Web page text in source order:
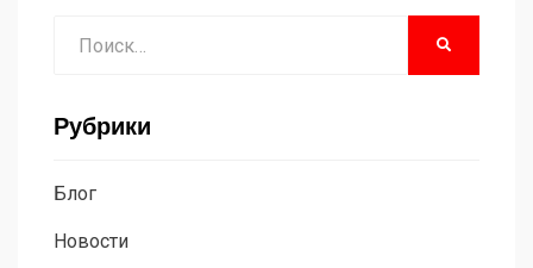
Рубрики
Блог
Новости